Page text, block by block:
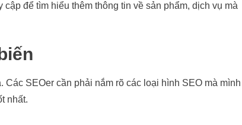
để tìm hiểu thêm thông tin về sản phẩm, dịch vụ mà
SEOer cần phải nắm rõ các loại hình SEO mà mình
nhất.